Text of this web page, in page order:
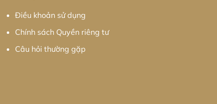
Điều khoản sử dụng
Chính sách Quyền riêng tư
Câu hỏi thường gặp